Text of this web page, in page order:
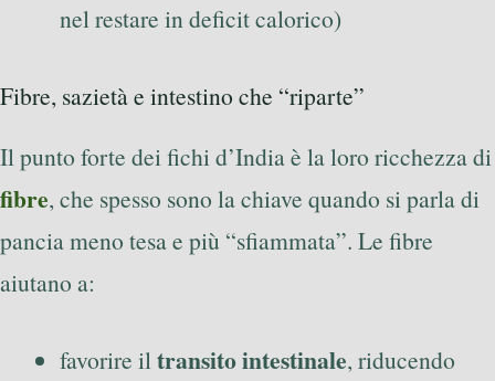
nel restare in deficit calorico)
Fibre, sazietà e intestino che “riparte”
Il punto forte dei fichi d’India è la loro ricchezza di
fibre, che spesso sono la chiave quando si parla di
pancia meno tesa e più “sfiammata”. Le fibre
aiutano a:
favorire iltransito intestinale, riducendo